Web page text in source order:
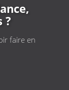
?
faire en